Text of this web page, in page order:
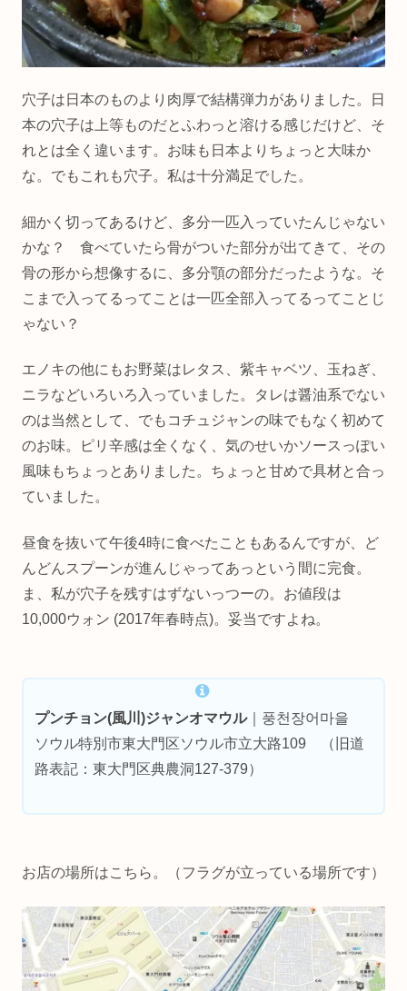
穴子は日本のものより肉厚で結構弾力がありました。日
本の穴子は上等ものだとふわっと溶ける感じだけど、そ
れとは全く違います。お味も日本よりちょっと大味か
な。でもこれも穴子。私は十分満足でした。
細かく切ってあるけど、多分一匹入っていたんじゃない
かな？ 食べていたら骨がついた部分が出てきて、その
骨の形から想像するに、多分顎の部分だったような。そ
こまで入ってるってことは一匹全部入ってるってことじ
ゃない？
エノキの他にもお野菜はレタス、紫キャベツ、玉ねぎ、
ニラなどいろいろ入っていました。タレは醤油系でない
のは当然として、でもコチュジャンの味でもなく初めて
のお味。ピリ辛感は全くなく、気のせいかソースっぽい
風味もちょっとありました。ちょっと甘めで具材と合っ
ていました。
昼食を抜いて午後4時に食べたこともあるんですが、ど
んどんスプーンが進んじゃってあっという間に完食。
ま、私が穴子を残すはずないっつーの。お値段は
10,000ウォン (2017年春時点)。妥当ですよね。
プンチョン(風川)ジャンオマウル｜풍천장어마을
ソウル特別市東大門区ソウル市立大路109 （旧道
路表記：東大門区典農洞127-379）
お店の場所はこちら。（フラグが立っている場所です）